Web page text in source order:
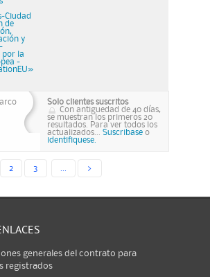
Ciudad
de
y
por la
-
Solo clientes suscritos
Con antiguedad de 40 días,
se muestran los primeros 20
resultados. Para ver todos los
actualizados... Suscribase o
identifiquese.
2 3 >
generales del contrato para
registrados